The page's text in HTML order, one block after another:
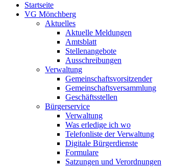
Startseite
VG Mönchberg
Aktuelles
Aktuelle Meldungen
Amtsblatt
Stellenangebote
Ausschreibungen
Verwaltung
Gemeinschaftsvorsitzender
Gemeinschaftsversammlung
Geschäftsstellen
Bürgerservice
Verwaltung
Was erledige ich wo
Telefonliste der Verwaltung
Digitale Bürgerdienste
Formulare
Satzungen und Verordnungen